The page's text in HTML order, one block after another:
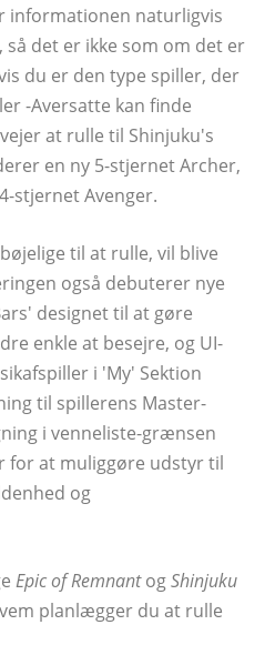
informationen naturligvis
det er ikke som om det er
du er den type spiller, der
-Aversatte kan finde
at rulle til Shinjuku's
en ny 5-stjernet Archer,
stjernet Avenger.
til at rulle, vil blive
også debuterer nye
designet til at gøre
enkle at besejre, og UI-
i 'My' Sektion
til spillerens Master-
i venneliste-grænsen
for at muliggøre udstyr til
og
Epic of RemnantogShinjuku
planlægger du at rulle